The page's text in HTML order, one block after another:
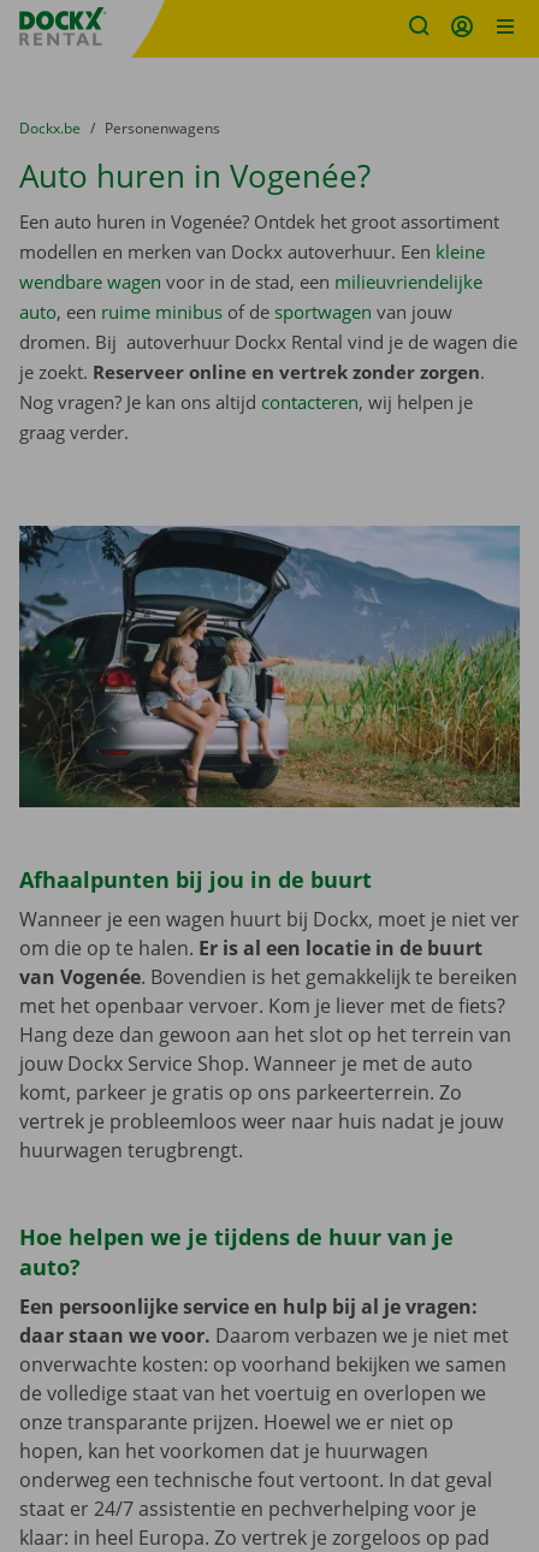
Fratello DEMO
U bevindt zich hier:
van
Dockx.be naar
Personenwagens
Auto huren in Vogenée?
Een auto huren in Vogenée? Ontdek het groot assortiment
modellen en merken van Dockx autoverhuur. Een kleine
wendbare wagen voor in de stad, een milieuvriendelijke
auto, een ruime minibus of de sportwagen van jouw
dromen. Bij autoverhuur Dockx Rental vind je de wagen die
je zoekt. Reserveer online en vertrek zonder zorgen.
Nog vragen? Je kan ons altijd contacteren, wij helpen je
graag verder.
Afhaalpunten bij jou in de buurt
Wanneer je een wagen huurt bij Dockx, moet je niet ver
om die op te halen. Er is al een locatie in de buurt
van Vogenée. Bovendien is het gemakkelijk te bereiken
met het openbaar vervoer. Kom je liever met de fiets?
Hang deze dan gewoon aan het slot op het terrein van
jouw Dockx Service Shop. Wanneer je met de auto
komt, parkeer je gratis op ons parkeerterrein. Zo
vertrek je probleemloos weer naar huis nadat je jouw
huurwagen terugbrengt.
Hoe helpen we je tijdens de huur van je
auto?
Een persoonlijke service en hulp bij al je vragen:
daar staan we voor. Daarom verbazen we je niet met
onverwachte kosten: op voorhand bekijken we samen
de volledige staat van het voertuig en overlopen we
onze transparante prijzen. Hoewel we er niet op
hopen, kan het voorkomen dat je huurwagen
onderweg een technische fout vertoont. In dat geval
staat er 24/7 assistentie en pechverhelping voor je
klaar: in heel Europa. Zo vertrek je zorgeloos op pad